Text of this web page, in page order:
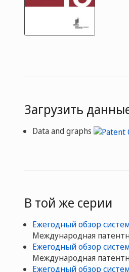
Загрузить
Data and graphs
В той же серии
Ежегодный обзор
Mеждународная
Ежегодный обзор
Mеждународная
Ежегодный обзор